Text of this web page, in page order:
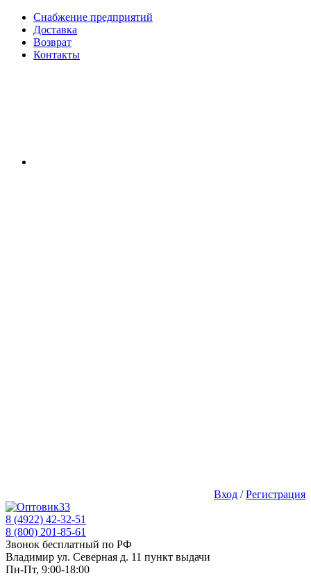
Снабжение предприятий
Доставка
Возврат
Контакты
Вход /Регистрация
8 (4922) 42-32-51
8 (800) 201-85-61
Звонок бесплатный по РФ
Владимир ул. Северная д. 11 пункт выдачи
Пн-Пт, 9:00-18:00